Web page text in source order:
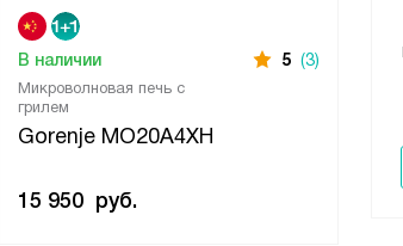
Микроволновая печь с
грилем
Gorenje MO20A4XH
В наличии 5 (3)
15 950 руб.